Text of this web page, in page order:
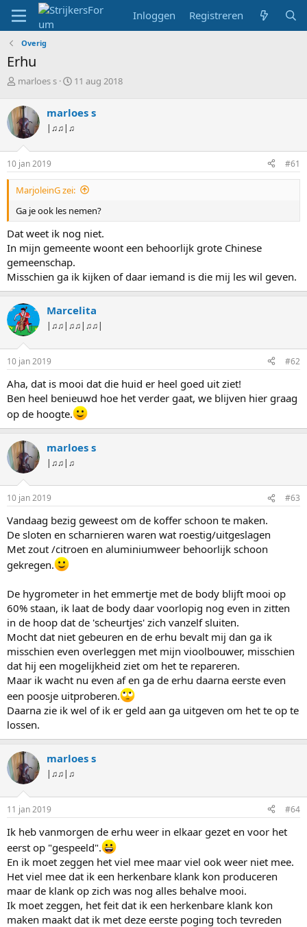
Inloggen Registreren
Overig
Erhu
T
p
i
c
s
t
a
r
t
r
marloes s
S
r
t
a
u
m
11 aug 2018
marloes s
|♫♫|♫
10 jan 2019 #61
MarjoleinG zei:
Ga je ook les nemen?
Dat weet ik nog niet.
In mijn gemeente woont een behoorlijk grote Chinese
gemeenschap.
Misschien ga ik kijken of daar iemand is die mij les wil geven.
Marcelita
|♫♫|♫♫|♫♫|
10 jan 2019 #62
Aha, dat is mooi dat die huid er heel goed uit ziet!
Ben heel benieuwd hoe het verder gaat, we blijven hier graag
op de hoogte.
marloes s
|♫♫|♫
10 jan 2019 #63
Vandaag bezig geweest om de koffer schoon te maken.
De sloten en scharnieren waren wat roestig/uitgeslagen
Met zout /citroen en aluminiumweer behoorlijk schoon
gekregen.
De hygrometer in het emmertje met de body blijft mooi op
60% staan, ik laat de body daar voorlopig nog even in zitten
in de hoop dat de 'scheurtjes' zich vanzelf sluiten.
Mocht dat niet gebeuren en de erhu bevalt mij dan ga ik
misschien even overleggen met mijn vioolbouwer, misschien
dat hij een mogelijkheid ziet om het te repareren.
Maar ik wacht nu even af en ga de erhu daarna eerste even
een poosje uitproberen.
Daarna zie ik wel of ik er geld aan ga uitgeven om het te op te
lossen.
marloes s
|♫♫|♫
11 jan 2019 #64
Ik heb vanmorgen de erhu weer in elkaar gezet en voor het
eerst op "gespeeld".
En ik moet zeggen het viel mee maar viel ook weer niet mee.
Het viel mee dat ik een herkenbare klank kon produceren
maar de klank op zich was nog alles behalve mooi.
Ik moet zeggen, het feit dat ik een herkenbare klank kon
maken maakt dat ik met deze eerste poging toch tevreden